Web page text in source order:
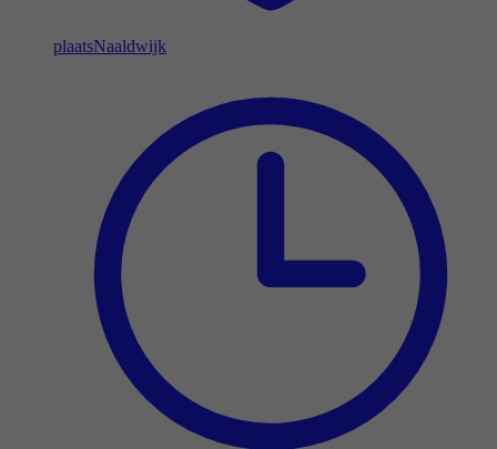
plaatsNaaldwijk